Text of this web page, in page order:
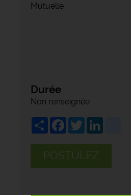
Mutuelle
Durée
Non renseignée
ShareFacebook
Twitter
POSTULEZ